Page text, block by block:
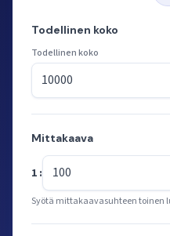
Todellinen koko
Todellinen koko
Mittakaava
1 :
Syötä mittakaavasuhteen toinen